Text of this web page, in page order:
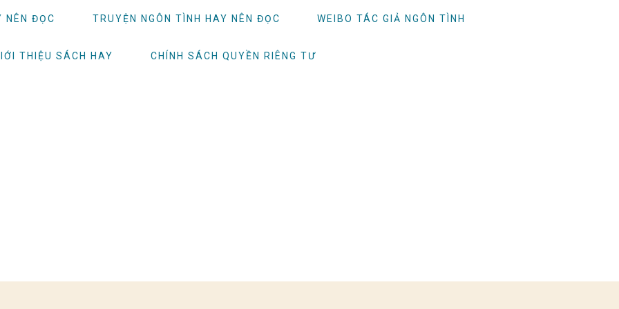
NÊN ĐỌC TRUYỆN NGÔN TÌNH HAY NÊN ĐỌC WEIBO TÁC GIẢ NGÔN TÌNH
THIỆU SÁCH HAY CHÍNH SÁCH QUYỀN RIÊNG TƯ